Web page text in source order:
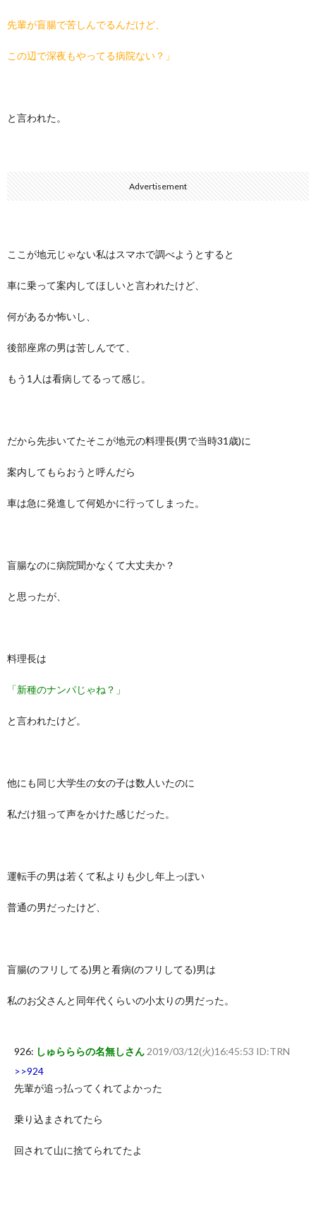
先輩が盲腸で苦しんでるんだけど、
この辺で深夜もやってる病院ない？」
と言われた。
Advertisement
ここが地元じゃない私はスマホで調べようとすると
車に乗って案内してほしいと言われたけど、
何があるか怖いし、
後部座席の男は苦しんでて、
もう1人は看病してるって感じ。
だから先歩いてたそこが地元の料理長(男で当時31歳)に
案内してもらおうと呼んだら
車は急に発進して何処かに行ってしまった。
盲腸なのに病院聞かなくて大丈夫か？
と思ったが、
料理長は
「新種のナンパじゃね？」
と言われたけど。
他にも同じ大学生の女の子は数人いたのに
私だけ狙って声をかけた感じだった。
運転手の男は若くて私よりも少し年上っぽい
普通の男だったけど、
盲腸(のフリしてる)男と看病(のフリしてる)男は
私のお父さんと同年代くらいの小太りの男だった。
926: しゅらららの名無しさん 2019/03/12(火)16:45:53 ID:TRN
>>924
先輩が追っ払ってくれてよかった
乗り込まされてたら
回されて山に捨てられてたよ